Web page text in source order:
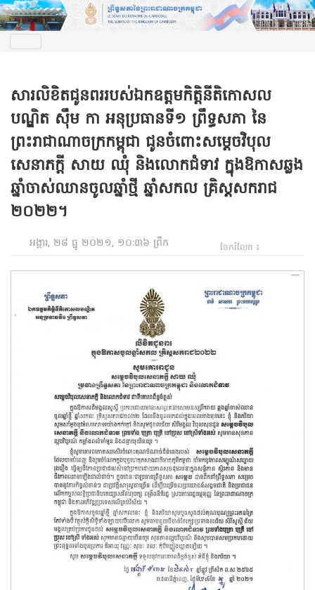
សារលិខិតជូនពររបស់ឯកឧត្តមកិត្តិនីតិកោសល
បណ្ឌិត ស៊ឹម កា អនុប្រធានទី១ ព្រឹទ្ធសភា នៃ
ព្រះរាជាណាចក្រកម្ពុជា ជូនចំពោះសម្តេចវិបុល
សេនាភក្តី សាយ ឈុំ និងលោកជំទាវ ក្នុងឱកាសឆ្លង
ឆ្នាំចាស់ឈានចូលឆ្នាំថ្មី ឆ្នាំសកល គ្រិស្តសករាជ
២០២២។
អង្គារ, ២៨ ធ្នូ ២០២១, ១០:៣៦ ព្រឹក ចែករំលែក ៖